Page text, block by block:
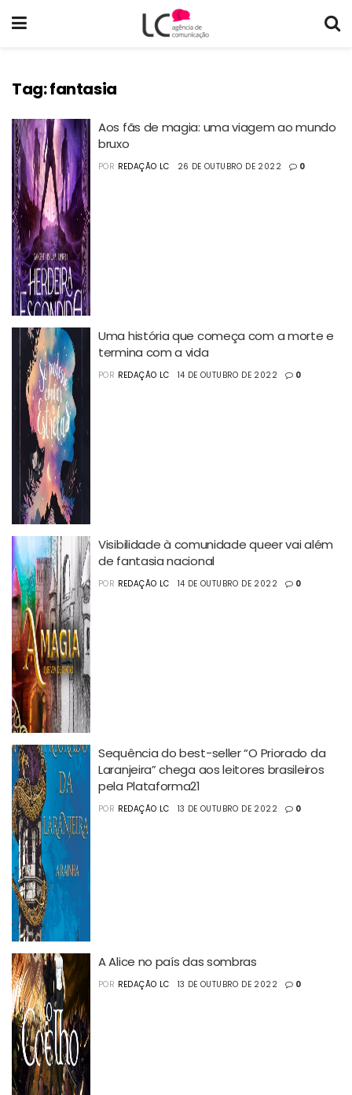
Tag:fantasia
Aos fãs de magia: uma viagem ao mundo
bruxo
POR REDAÇÃO LC 26 DE OUTUBRO DE 2022 0
Uma história que começa com a morte e
termina com a vida
POR REDAÇÃO LC 14 DE OUTUBRO DE 2022 0
Visibilidade à comunidade queer vai além
de fantasia nacional
POR REDAÇÃO LC 14 DE OUTUBRO DE 2022 0
Sequência do best-seller “O Priorado da
Laranjeira” chega aos leitores brasileiros
pela Plataforma21
POR REDAÇÃO LC 13 DE OUTUBRO DE 2022 0
A Alice no país das sombras
POR REDAÇÃO LC 13 DE OUTUBRO DE 2022 0